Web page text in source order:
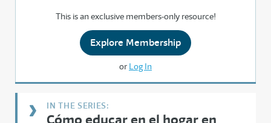
This is an exclusive members-only resource!
Explore Membership
or Log In
Cómo educar en el hogar en